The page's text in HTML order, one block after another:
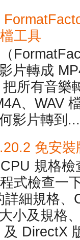
工具
片轉成
所有音樂
、WAV
影片轉到...
免安
規格
式檢查一
詳細規格
小及規格
及 DirectX